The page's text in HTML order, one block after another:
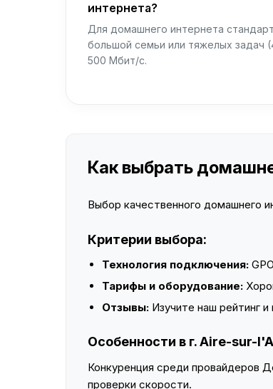
интернета?
Для домашнего интернета
большой семьи или тяжелых задач
500 Мбит/с.
Как выбрать
Выбор качественного домашнего
Критерии выбора:
Технология подключения:
Тарифы и оборудование:
Отзывы: Изучите наш рейтинг
Особенности в г. Aire-sur-
Конкуренция среди провайдеров
проверки скорости.